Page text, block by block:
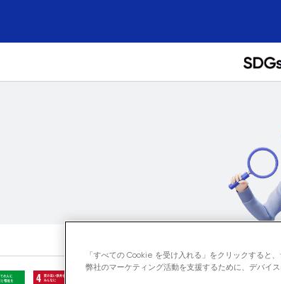
「すべての Cookie を受け入れる」をクリックすると
弊社のマーケティング活動を支援するために、デバイ